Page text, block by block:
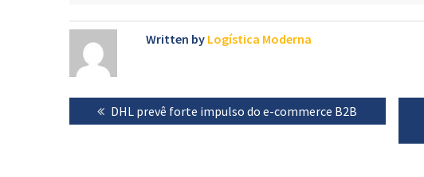
Written by Logística Moderna
Navegação
de
Previous
post:
DHL prevê forte impulso do e-commerce B2B